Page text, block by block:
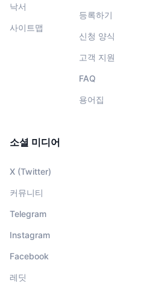
낙서
사이트맵
등록하기
신청 양식
고객 지원
FAQ
용어집
소셜 미디어
X (Twitter)
커뮤니티
Telegram
Instagram
Facebook
레딧